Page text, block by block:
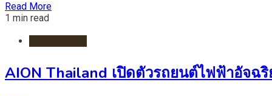
Read More
1 min read
AION Thailand เปิดตัวรถยนต์ไฟฟ้าอัจฉ